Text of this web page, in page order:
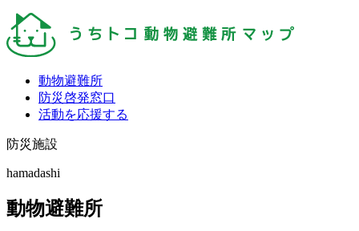
動物避難所
防災啓発窓口
活動を応援する
防災施設
hamadashi
動物避難所